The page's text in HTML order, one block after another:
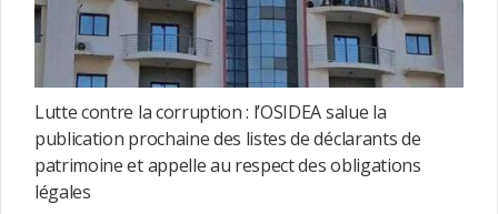
Lutte contre la corruption : l’OSIDEA salue la
publication prochaine des listes de déclarants de
patrimoine et appelle au respect des obligations
légales